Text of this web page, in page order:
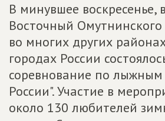
В минувшее воскресенье,
Восточный
во многих других
городах России
соревнование по
России". Участие в
около 130 любителей